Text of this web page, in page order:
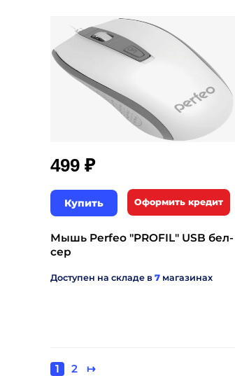
499 ₽
Купить Оформить кредит
Мышь Perfeo "PROFIL" USB бел-
сер
Доступен на складе в 7 магазинах
Нумерация
Текущая
1 Page
2
Следующая
↦